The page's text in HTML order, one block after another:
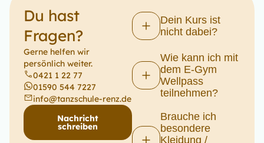
Du hast
Fragen?
Gerne helfen wir
persönlich weiter.
0421 1 22 77
01590 544 7227
info@tanzschule-renz.de
Nachricht
schreiben
Dein Kurs ist
nicht dabei?
Wie kann ich mit
dem E-Gym
Wellpass
teilnehmen?
Brauche ich
besondere
Kleidung /